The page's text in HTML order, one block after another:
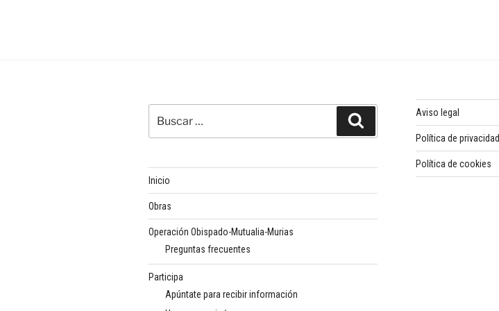
por:
Inicio
Obras
Operación Obispado-Mutualia-Murias
Preguntas frecuentes
Participa
Apúntate para recibir información
Aviso legal
Política de privacidad
Política de cookies